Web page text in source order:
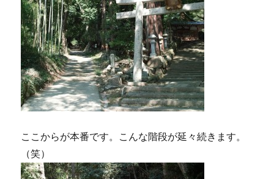
ここからが本番です。こんな階段が延々続きます。
（笑）